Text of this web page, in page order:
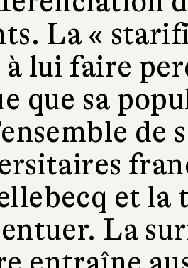
La «
lui faire
que sa
et la
La